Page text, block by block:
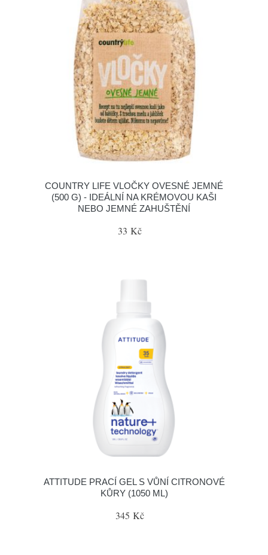
COUNTRY LIFE VLOČKY OVESNÉ JEMNÉ
(500 G) - IDEÁLNÍ NA KRÉMOVOU KAŠI
NEBO JEMNÉ ZAHUŠTĚNÍ
33 Kč
ATTITUDE PRACÍ GEL S VŮNÍ CITRONOVÉ
KŮRY (1050 ML)
345 Kč